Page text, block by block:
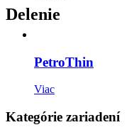
Delenie
PetroThin
Viac
Kategórie zariadení